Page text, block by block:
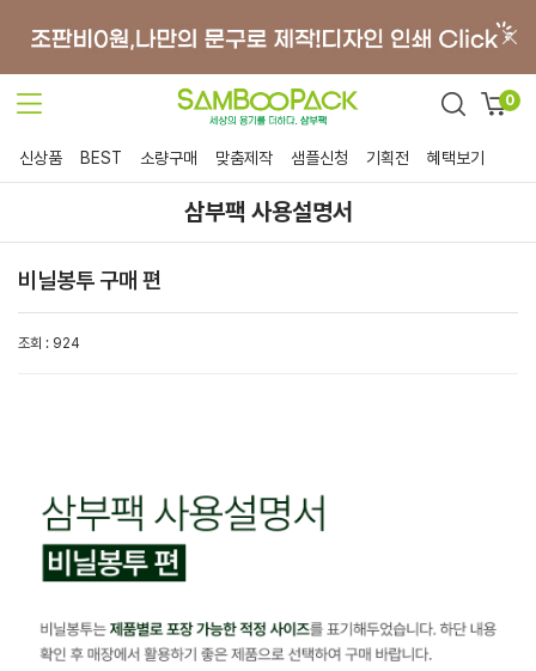
0
신상품 BEST 소량구매 맞춤제작 샘플신청 기획전 혜택보기
삼부팩 사용설명서
비닐봉투 구매 편
조회 : 924